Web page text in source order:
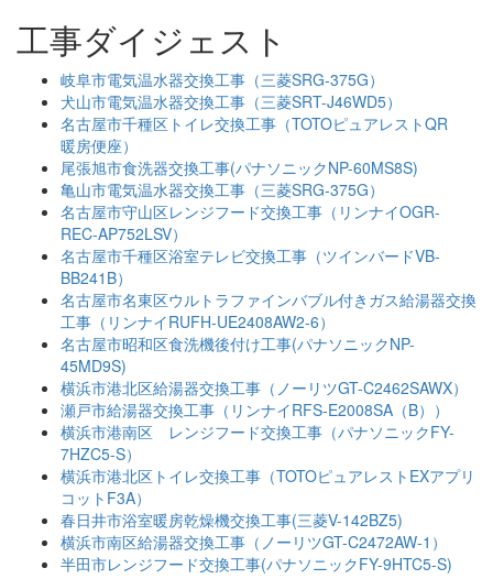
工事ダイジェスト
岐阜市電気温水器交換工事（三菱SRG-375G）
犬山市電気温水器交換工事（三菱SRT-J46WD5）
名古屋市千種区トイレ交換工事（TOTOピュアレストQR
暖房便座）
尾張旭市食洗器交換工事(パナソニックNP-60MS8S)
亀山市電気温水器交換工事（三菱SRG-375G）
名古屋市守山区レンジフード交換工事（リンナイOGR-
REC-AP752LSV）
名古屋市千種区浴室テレビ交換工事（ツインバードVB-
BB241B）
名古屋市名東区ウルトラファインバブル付きガス給湯器交換
工事（リンナイRUFH-UE2408AW2-6）
名古屋市昭和区食洗機後付け工事(パナソニックNP-
45MD9S)
横浜市港北区給湯器交換工事（ノーリツGT-C2462SAWX）
瀬戸市給湯器交換工事（リンナイRFS-E2008SA（B））
横浜市港南区 レンジフード交換工事（パナソニックFY-
7HZC5-S）
横浜市港北区トイレ交換工事（TOTOピュアレストEXアプリ
コットF3A）
春日井市浴室暖房乾燥機交換工事(三菱V-142BZ5)
横浜市南区給湯器交換工事（ノーリツGT-C2472AW-1）
半田市レンジフード交換工事(パナソニックFY-9HTC5-S)